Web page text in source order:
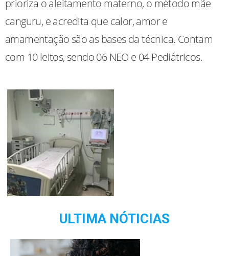
prioriza o aleitamento materno, o método mãe
canguru, e acredita que calor, amor e
amamentação são as bases da técnica. Contam
com 10 leitos, sendo 06 NEO e 04 Pediátricos.
ULTIMA NÓTICIAS